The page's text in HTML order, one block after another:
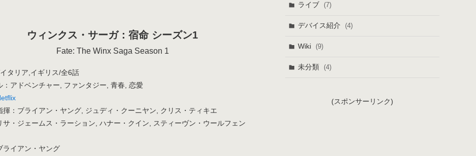
ウィンクス・サーガ：宿命 シーズン1
Fate: The Winx Saga Season 1
タリア,イギリス/全6話
：アドベンチャー, ファンタジー, 青春, 恋愛
揮：ブライアン・ヤング, ジュディ・クーニヤン, クリス・ティキエ
サ・ジェームス・ラーション, ハナー・クイン, スティーヴン・ウールフェン
ライアン・ヤング
ライブ (7)
デバイス紹介 (4)
Wiki (9)
未分類 (4)
(スポンサーリンク)